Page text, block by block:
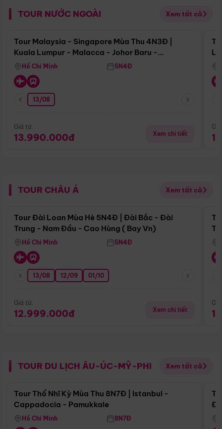
TOUR NƯỚC NGOÀI Xem tất cả
Điểm nổi bật
Tour Malaysia - Singapore Mùa Thu 4N3Đ |
Kuala Lumpur - Malacca - Johor Baru -
Singapore
Hồ Chí Minh 5N4Đ
13/08
Giá từ:
13.990.000đ Xem chi tiết
TOUR CHÂU Á Xem tất cả
Điểm nổi bật
Tour Đài Loan Mùa Hè 5N4Đ | Đài Bắc - Đài
Trung - Nam Đầu - Cao Hùng ( Bay Vn)
Hồ Chí Minh 5N4Đ
13/08 12/09 01/10
Giá từ:
12.999.000đ Xem chi tiết
TOUR DU LỊCH ÂU-ÚC-MỸ-PHI Xem tất cả
Điểm nổi bật
Tour Thổ Nhĩ Kỳ Mùa Thu 8N7Đ | Istanbul -
Cappadocia - Pamukkale
Hồ Chí Minh 8N7Đ